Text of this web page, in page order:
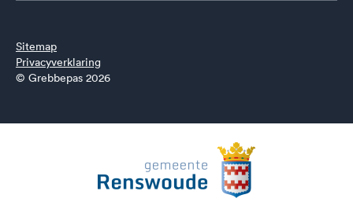
Sitemap
Privacyverklaring
© Grebbepas 2026